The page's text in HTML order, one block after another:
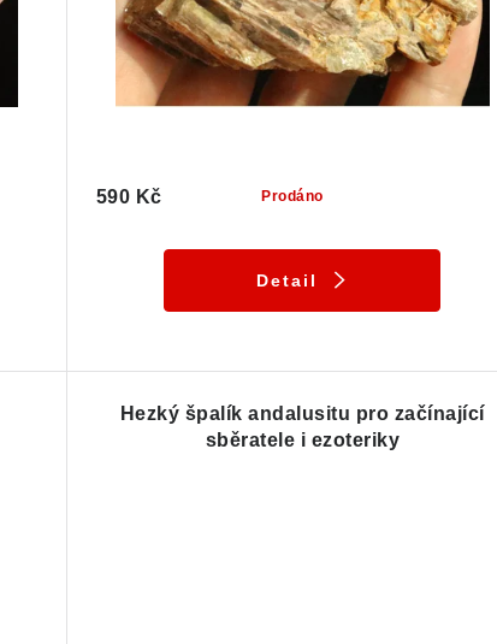
Prodáno
590 Kč
Detail
Hezký špalík andalusitu pro začínající
sběratele i ezoteriky